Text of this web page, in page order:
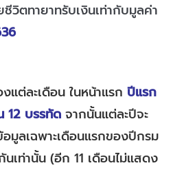
วิตทายาทรับเงินเท่ากับมูลค่า
ต่ละเดือน ในหน้าแรก ปีแรก
12 บรรทัด จากนั้นแต่ละปีจะ
มูลเฉพาะเดือนแรกของปีกรม
เท่านั้น (อีก 11 เดือนไม่แสดง